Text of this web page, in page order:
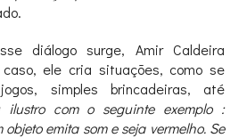
diálogo surge, Amir Caldeira
ele cria situações, como se
simples brincadeiras, até
ilustro com o seguinte exemplo :
emita som e seja vermelho. Se